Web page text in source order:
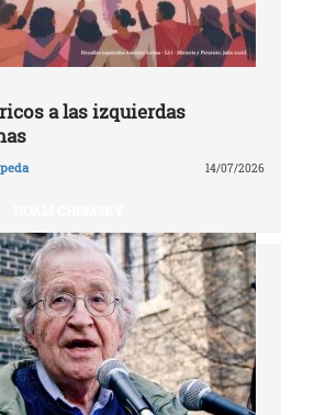
a las izquierdas
14/07/2026